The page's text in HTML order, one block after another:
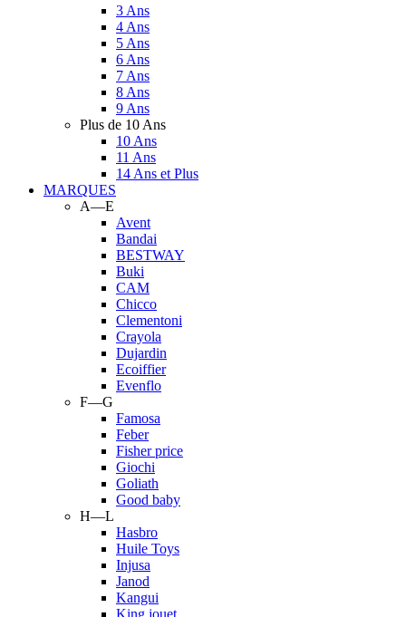
3 Ans
4 Ans
5 Ans
6 Ans
7 Ans
8 Ans
9 Ans
Plus de 10 Ans
10 Ans
11 Ans
14 Ans et Plus
MARQUES
A—E
Avent
Bandai
BESTWAY
Buki
CAM
Chicco
Clementoni
Crayola
Dujardin
Ecoiffier
Evenflo
F—G
Famosa
Feber
Fisher price
Giochi
Goliath
Good baby
H—L
Hasbro
Huile Toys
Injusa
Janod
Kangui
King jouet